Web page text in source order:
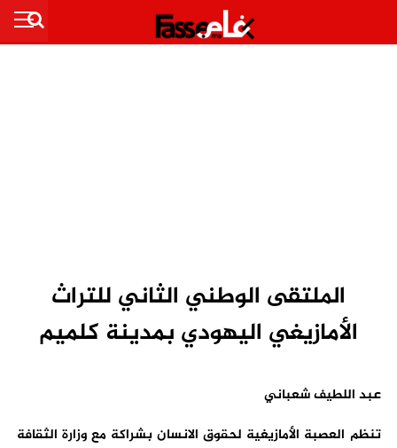
الملتقى الوطني الثاني للتراث
الأمازيغي اليهودي بمدينة كلميم
عبد اللطيف شعباني
تنظم العصبة الأمازيغية لحقوق الانسان بشراكة مع وزارة الثقافة